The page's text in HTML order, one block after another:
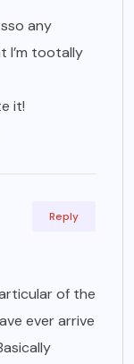
any
tootally
it!
of the
ever arrive
Reply